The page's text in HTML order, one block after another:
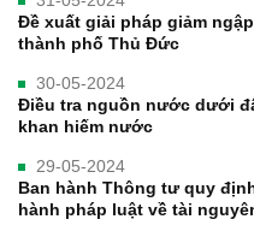
Đề xuất giải pháp giảm
thành phố Thủ Đức
30-05-2024
Điều tra nguồn nước dưới
khan hiếm nước
29-05-2024
Ban hành Thông tư quy
hành pháp luật về tài